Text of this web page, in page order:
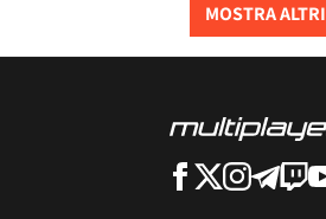
MOSTRA ALTRI